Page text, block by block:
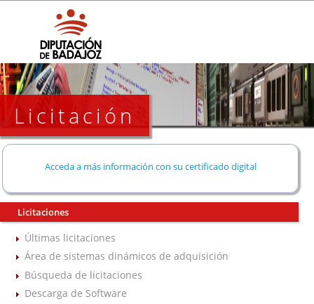
Licitación
Acceda a más información con su certificado digital
Licitaciones
Últimas licitaciones
Área de sistemas dinámicos de adquisición
Búsqueda de licitaciones
Descarga de Software